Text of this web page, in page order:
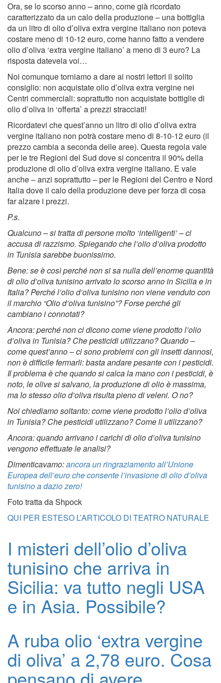
Ora, se lo scorso anno – anno, come già ricordato
caratterizzato da un calo della produzione – una bottiglia
da un litro di olio d’oliva extra vergine italiano non poteva
costare meno di 10-12 euro, come hanno fatto a vendere
olio d’oliva ‘extra vergine italiano’ a meno di 3 euro? La
risposta datevela voi…
Noi comunque torniamo a dare ai nostri lettori il solito
consiglio: non acquistate olio d’oliva extra vergine nei
Centri commerciali: soprattutto non acquistate bottiglie di
olio d’oliva in ‘offerta’ a prezzi stracciati!
Ricordatevi che quest’anno un litro di olio d’oliva extra
vergine italiano non potrà costare meno di 8-10-12 euro (il
prezzo cambia a seconda delle aree). Questa regola vale
per le tre Regioni del Sud dove si concentra il 90% della
produzione di olio d’oliva extra vergine italiano. E vale
anche – anzi soprattutto – per le Regioni del Centro e Nord
Italia dove il calo della produzione deve per forza di cosa
far alzare i prezzi.
P.s.
Qualcuno – si tratta di persone molto ‘intelligenti’ – ci
accusa di razzismo. Spiegando che l’olio d’oliva prodotto
in Tunisia sarebbe buonissimo.
Bene: se è così perché non si sa nulla dell’enorme quantità
di olio d’oliva tunisino arrivato lo scorso anno in Sicilia e in
Italia? Perché l’olio d’oliva tunisino non viene venduto con
il marchio “Olio d’oliva tunisino”? Forse perché gli
cambiano i connotati?
Ancora: perché non ci dicono come viene prodotto l’olio
d’oliva in Tunisia? Che pesticidi utilizzano? Quando –
come quest’anno – ci sono problemi con gli insetti dannosi,
non è difficile fermarli: basta andare pesante con i pesticidi.
Il problema è che quando si calca la mano con i pesticidi, è
noto, le olive si salvano, la produzione di olio è massima,
ma lo stesso olio d’oliva risulta pieno di veleni. O no?
Noi chiediamo soltanto: come viene prodotto l’olio d’oliva
in Tunisia? Che pesticidi utilizzano? Come li utilizzano?
Ancora: quando arrivano i carichi di olio d’oliva tunisino
vengono effettuate le analisi?
Dimenticavamo:ancora un ringraziamento all’Unione
Europea dell’euro che consente l’invasione di olio d’oliva
tunisino a dazio zero!
Foto tratta da Shpock
QUI PER ESTESO L’ARTICOLO DI TEATRO NATURALE
I misteri dell’olio d’oliva
tunisino che arriva in
Sicilia: va tutto negli USA
e in Asia. Possibile?
A ruba olio ‘extra vergine
di oliva’ a 2,78 euro. Cosa